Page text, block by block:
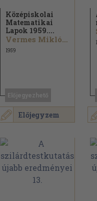
Előjegyzem
Középiskolai
Matematikai
Lapok 1959....
Vermes Miklós...
1959